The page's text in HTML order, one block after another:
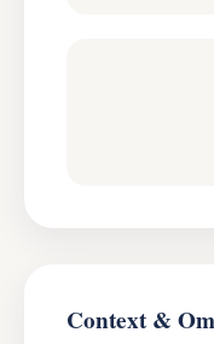
Context &